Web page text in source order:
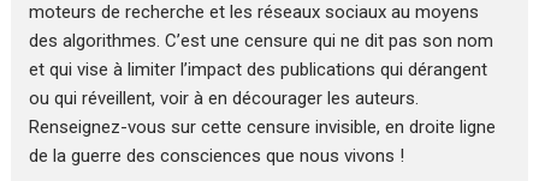
moteurs de recherche et les réseaux sociaux au moyens
des algorithmes. C’est une censure qui ne dit pas son nom
et qui vise à limiter l’impact des publications qui dérangent
ou qui réveillent, voir à en décourager les auteurs.
Renseignez-vous sur cette censure invisible, en droite ligne
de la guerre des consciences que nous vivons !